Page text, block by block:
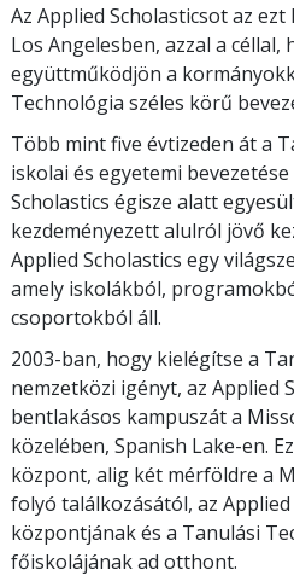
Az Applied Scholasticsot az
Los Angelesben, azzal a céllal,
együttműködjön a
Technológia széles körű
Több mintfive évtizeden át a
iskolai és egyetemi
Scholastics égisze alatt
kezdeményezett alulról jövő
Applied Scholastics egy
amely iskolákból,
csoportokból áll.
2003-ban, hogy kielégítse a
nemzetközi igényt, az Applied
bentlakásos kampuszát a
közelében, Spanish Lake-en.
központ, alig két mérföldre a
folyó találkozásától, az
központjának és a Tanulási
főiskolájának ad otthont.